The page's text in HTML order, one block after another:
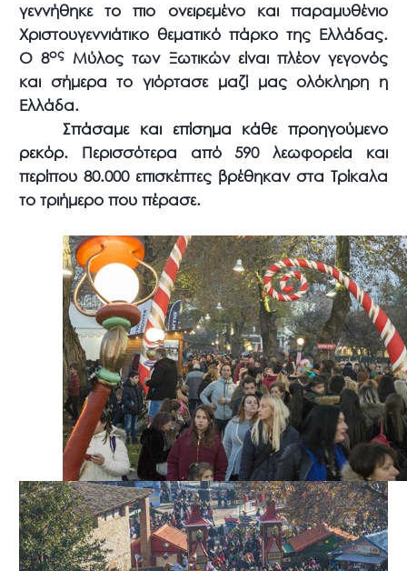
γεννήθηκε το πιο ονειρεμένο και παραμυθένιο
Χριστουγεννιάτικο θεματικό πάρκο της Ελλάδας.
Ο 8ος Μύλος των Ξωτικών είναι πλέον γεγονός
και σήμερα το γιόρτασε μαζί μας ολόκληρη η
Ελλάδα.
Σπάσαμε και επίσημα κάθε προηγούμενο
ρεκόρ. Περισσότερα από 590 λεωφορεία και
περίπου 80.000 επισκέπτες βρέθηκαν στα Τρίκαλα
το τριήμερο που πέρασε.